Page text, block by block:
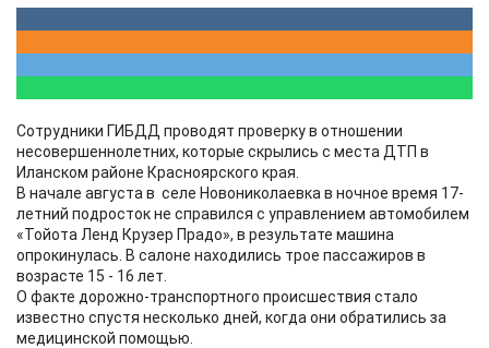
Сотрудники ГИБДД проводят проверку в отношении
несовершеннолетних, которые скрылись с места ДТП в
Иланском районе Красноярского края.
В начале августа в селе Новониколаевка в ночное время 17-
летний подросток не справился с управлением автомобилем
«Тойота Ленд Крузер Прадо», в результате машина
опрокинулась. В салоне находились трое пассажиров в
возрасте 15 - 16 лет.
О факте дорожно-транспортного происшествия стало
известно спустя несколько дней, когда они обратились за
медицинской помощью.